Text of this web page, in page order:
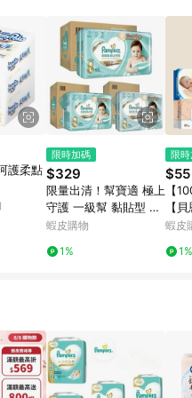
驗，將不定期推出精選、
。
護柔點
限時加碼
$329
限量出清！幫寶適 極上
守護 一級幫 黏貼型 拉
拉褲 褲型 M L L+ XL X
蝦皮購物
1%
限
$55
【
【
多品
蝦皮
1%